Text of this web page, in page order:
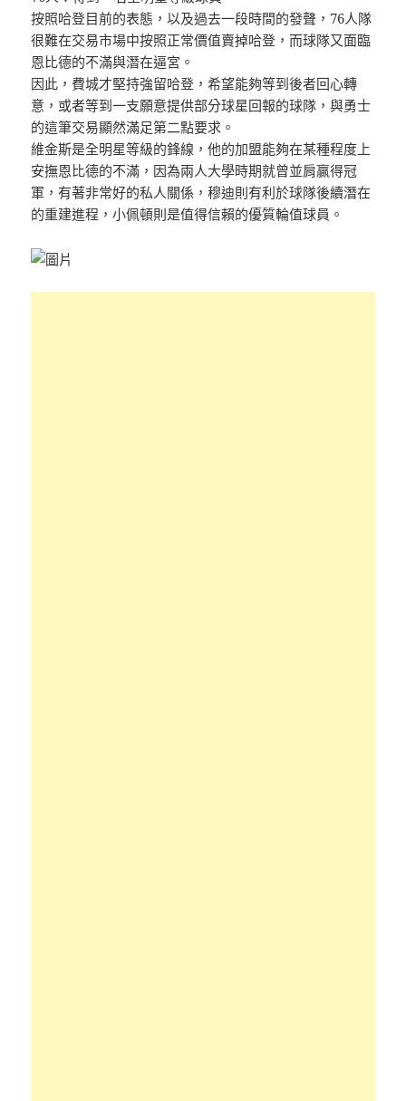
按照哈登目前的表態，以及過去一段時間的發聲，76人隊
很難在交易市場中按照正常價值賣掉哈登，而球隊又面臨
恩比德的不滿與潛在逼宮。
因此，費城才堅持強留哈登，希望能夠等到後者回心轉
意，或者等到一支願意提供部分球星回報的球隊，與勇士
的這筆交易顯然滿足第二點要求。
維金斯是全明星等級的鋒線，他的加盟能夠在某種程度上
安撫恩比德的不滿，因為兩人大學時期就曾並肩贏得冠
軍，有著非常好的私人關係，穆迪則有利於球隊後續潛在
的重建進程，小佩頓則是值得信賴的優質輪值球員。